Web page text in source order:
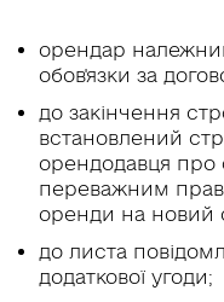
орендар
обов'язки за
до закінчення
встановлений
орендодавця про
переважним
оренди на новий
до листа
додаткової угоди;